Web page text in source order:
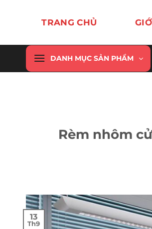
dung
TRANG CHỦ
DANH MỤC SẢN PHẨM
Rèm nhôm
13
Th9